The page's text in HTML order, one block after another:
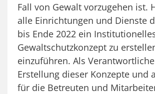
Fall von Gewalt vorzugehen ist.
alle Einrichtungen und Dienste
bis Ende 2022 ein
Gewaltschutzkonzept zu
einzuführen. Als
Erstellung dieser Konzepte und
für die Betreuten und